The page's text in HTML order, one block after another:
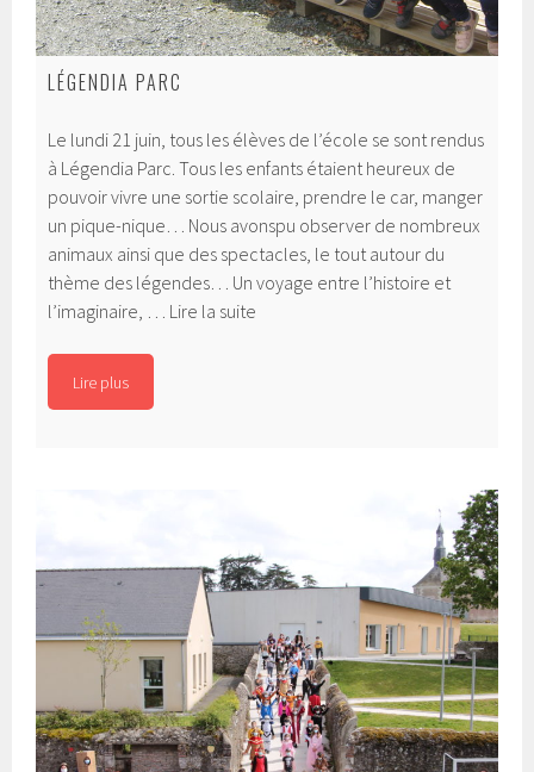
LÉGENDIA PARC
Le lundi 21 juin, tous les élèves de l’école se sont rendus
à Légendia Parc. Tous les enfants étaient heureux de
pouvoir vivre une sortie scolaire, prendre le car, manger
un pique-nique… Nous avonspu observer de nombreux
animaux ainsi que des spectacles, le tout autour du
thème des légendes… Un voyage entre l’histoire et
l’imaginaire, … Lire la suite
Lire plus